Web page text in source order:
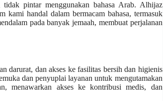
pintar menggunakan bahasa Arab. Alhijaz
kami handal dalam bermacam bahasa, termasuk
pada banyak jemaah, membuat perjalanan
darurat, dan akses ke fasilitas bersih dan higienis
dan penyuplai layanan untuk mengutamakan
menawarkan akses ke kontribusi medis, dan